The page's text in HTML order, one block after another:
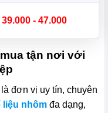
39.000 - 47.000
tận nơi với
đơn vị uy tín, chuyên
liệu nhômđa dạng,